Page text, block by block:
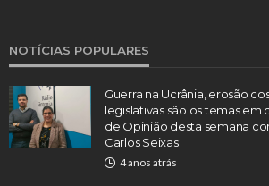
NOTÍCIAS POPULARES
Guerra na Ucrânia, erosão
legislativas são os temas
de Opinião desta semana
Carlos Seixas
4 anos atrás